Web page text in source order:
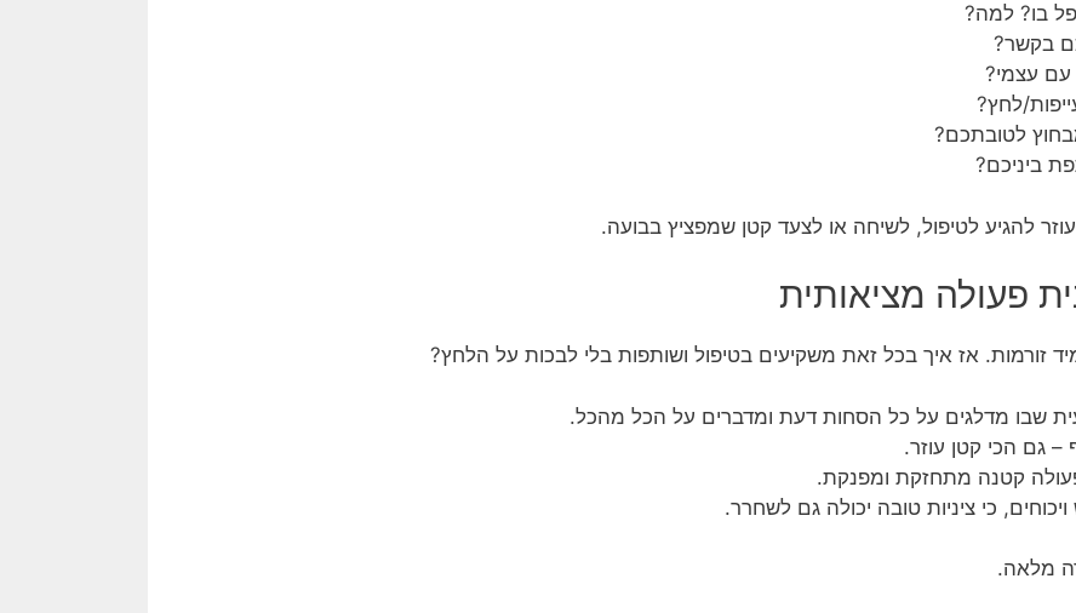
בו? למה?
בקשר?
עם עצמי?
לחץ?
לטובתכם?
ביניכם?
להגיע לטיפול, לשיחה או לצעד קטן שמפציץ בבועה.
פעולה מציאותית
זורמות. אז איך בכל זאת משקיעים בטיפול ושותפות בלי לבכות על הלחץ?
שבו מדלגים על כל הסחות דעת ומדברים על הכל מהכל.
גם הכי קטן עוזר.
קטנה מתחזקת ומפנקת.
כי ציניות טובה יכולה גם לשחרר.
מלאה.